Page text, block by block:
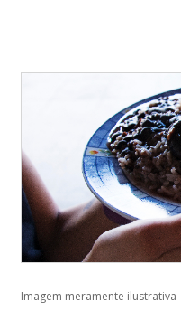
Imagem meramente ilustrativa